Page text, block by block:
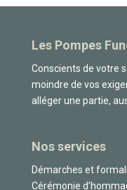
Les Pompes
Conscients de votre
moindre de vos
alléger une partie,
Nos services
Démarches et
Cérémonie